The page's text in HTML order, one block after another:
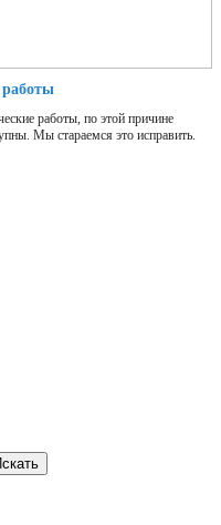
работы
работы, по этой причине
Мы стараемся это исправить.